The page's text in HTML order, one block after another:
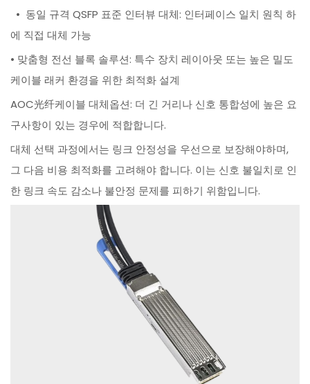
• 동일 규격 QSFP 표준 인터뷰 대체: 인터페이스 일치 원칙 하
에 직접 대체 가능
• 맞춤형 전선 블록 솔루션: 특수 장치 레이아웃 또는 높은 밀도
케이블 래커 환경을 위한 최적화 설계
AOC光纤케이블 대체옵션: 더 긴 거리나 신호 통합성에 높은 요
구사항이 있는 경우에 적합합니다.
대체 선택 과정에서는 링크 안정성을 우선으로 보장해야하며,
그 다음 비용 최적화를 고려해야 합니다. 이는 신호 불일치로 인
한 링크 속도 감소나 불안정 문제를 피하기 위함입니다.